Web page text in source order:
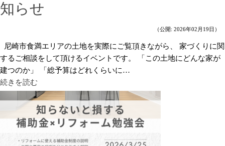
知らせ
（公開: 2026年02月19日）
尼崎市食満エリアの土地を実際にご覧頂きながら、 家づくりに関
するご相談をして頂けるイベントです。 「この土地にどんな家が
建つのか」 「総予算はどれくらいに…
続きを読む